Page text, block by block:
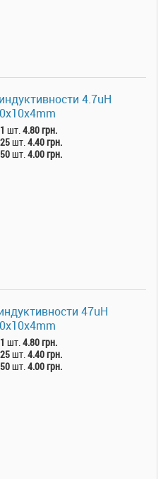
4.7uH
1 шт.4.80 грн.
25шт.4.40 грн.
50шт.4.00 грн.
47uH
1 шт.4.80 грн.
25шт.4.40 грн.
50шт.4.00 грн.